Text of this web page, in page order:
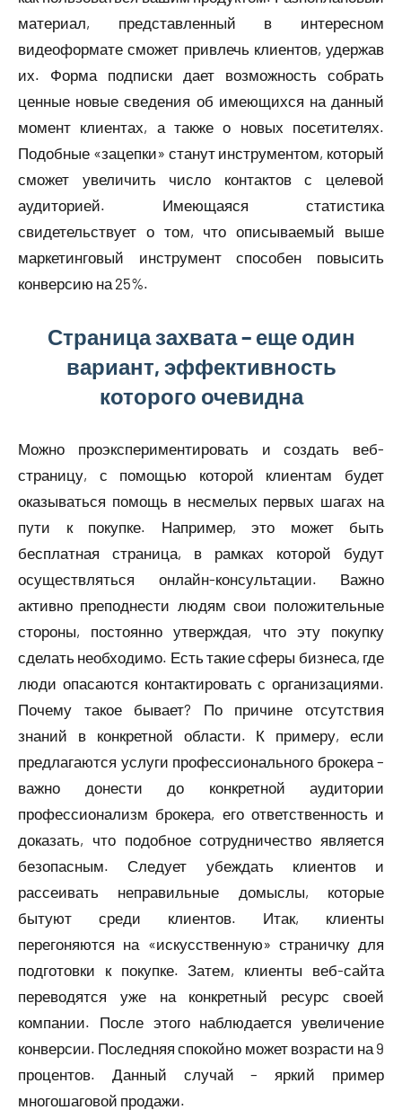
материал, представленный в интересном
видеоформате сможет привлечь клиентов, удержав
их. Форма подписки дает возможность собрать
ценные новые сведения об имеющихся на данный
момент клиентах, а также о новых посетителях.
Подобные «зацепки» станут инструментом, который
сможет увеличить число контактов с целевой
аудиторией. Имеющаяся статистика
свидетельствует о том, что описываемый выше
маркетинговый инструмент способен повысить
конверсию на 25%.
Страница захвата – еще один
вариант, эффективность
которого очевидна
Можно проэкспериментировать и создать веб-
страницу, с помощью которой клиентам будет
оказываться помощь в несмелых первых шагах на
пути к покупке. Например, это может быть
бесплатная страница, в рамках которой будут
осуществляться онлайн-консультации. Важно
активно преподнести людям свои положительные
стороны, постоянно утверждая, что эту покупку
сделать необходимо. Есть такие сферы бизнеса, где
люди опасаются контактировать с организациями.
Почему такое бывает? По причине отсутствия
знаний в конкретной области. К примеру, если
предлагаются услуги профессионального брокера –
важно донести до конкретной аудитории
профессионализм брокера, его ответственность и
доказать, что подобное сотрудничество является
безопасным. Следует убеждать клиентов и
рассеивать неправильные домыслы, которые
бытуют среди клиентов. Итак, клиенты
перегоняются на «искусственную» страничку для
подготовки к покупке. Затем, клиенты веб-сайта
переводятся уже на конкретный ресурс своей
компании. После этого наблюдается увеличение
конверсии. Последняя спокойно может возрасти на 9
процентов. Данный случай – яркий пример
многошаговой продажи.